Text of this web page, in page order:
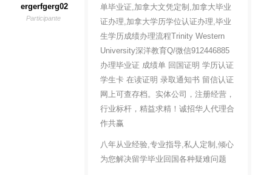
ergerfgerg02
Participante
单毕业证,加拿大文凭定制,加拿大毕业
证办理,加拿大学历学位认证办理,毕业
生学历成绩办理流程Trinity Western
University深洋教育Q/微信912446885
办理毕业证 成绩单 回国证明 学历认证
学生卡 在读证明 录取通知书 留信认证
网上可查存档。实体公司，注册经营，
行业标杆，精益求精！诚招华人代理合
作共赢
八年从业经验,专业指导,私人定制,倾心
为您解决留学毕业回国各种疑难问题